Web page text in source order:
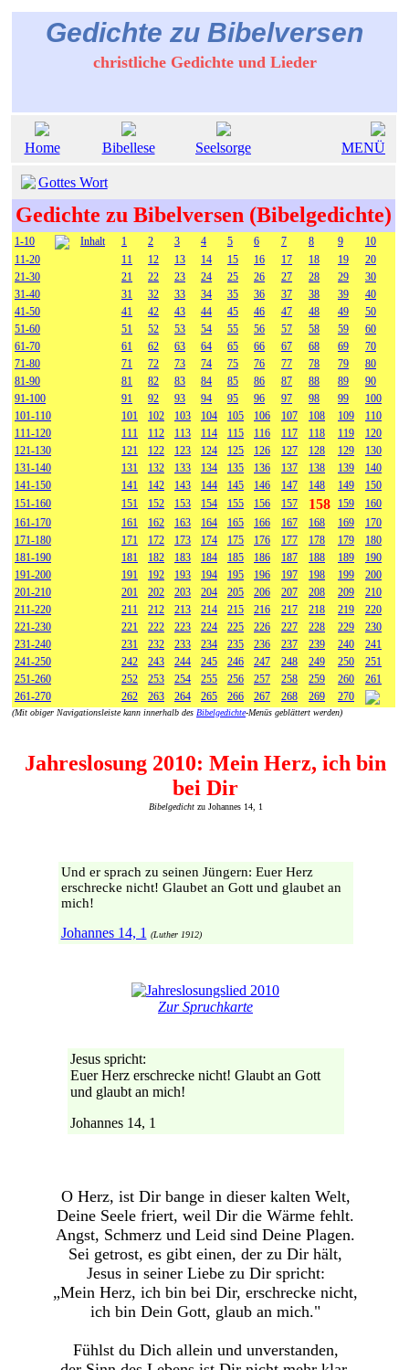
Gedichte zu Bibelversen
christliche Gedichte und Lieder
Home Bibellese Seelsorge MENÜ
Gottes Wort
Gedichte zu Bibelversen (Bibelgedichte)
1-10 Inhalt 1 2 3 4 5 6 7 8 9
10
11-20
11 12 13 14 15 16 17 18 19
20
21-30
21 22 23 24 25 26 27 28 29
30
31-40
31 32 33 34 35 36 37 38 39
40
41-50
41 42 43 44 45 46 47 48 49
50
51-60
51 52 53 54 55 56 57 58 59
60
61-70
61 62 63 64 65 66 67 68 69
70
71-80
71 72 73 74 75 76 77 78 79
80
81-90
81 82 83 84 85 86 87 88 89
90
91-100
91 92 93 94 95 96 97 98 99
100
101-110
101 102 103 104 105 106 107 108 109
110
111-120
111 112 113 114 115 116 117 118 119
120
121-130
121 122 123 124 125 126 127 128 129
130
131-140
131 132 133 134 135 136 137 138 139
140
141-150
141 142 143 144 145 146 147 148 149
150
151-160
151 152 153 154 155 156 157 158 159
160
161-170
161 162 163 164 165 166 167 168 169
170
171-180
171 172 173 174 175 176 177 178 179
180
181-190
181 182 183 184 185 186 187 188 189
190
191-200
191 192 193 194 195 196 197 198 199
200
201-210
201 202 203 204 205 206 207 208 209
210
211-220
211 212 213 214 215 216 217 218 219
220
221-230
221 222 223 224 225 226 227 228 229
230
231-240
231 232 233 234 235 236 237 239 240
241
241-250
242 243 244 245 246 247 248 249 250
251
251-260
252 253 254 255 256 257 258 259 260
261
261-270
262 263 264 265 266 267 268 269 270
(Mit obiger Navigationsleiste kann innerhalb des Bibelgedichte-Menüs geblättert werden)
Jahreslosung 2010: Mein Herz, ich bin
bei Dir
Bibelgedichtzu Johannes 14, 1
Und er sprach zu seinen Jüngern: Euer Herz
erschrecke nicht! Glaubet an Gott und glaubet an
mich!
Johannes 14, 1 (Luther 1912)
Zur Spruchkarte
Jesus spricht:
Euer Herz erschrecke nicht! Glaubt an Gott
und glaubt an mich!
Johannes 14, 1
O Herz, ist Dir bange in dieser kalten Welt,
Deine Seele friert, weil Dir die Wärme fehlt.
Angst, Schmerz und Leid sind Deine Plagen.
Sei getrost, es gibt einen, der zu Dir hält,
Jesus in seiner Liebe zu Dir spricht:
„Mein Herz, ich bin bei Dir, erschrecke nicht,
ich bin Dein Gott, glaub an mich."
Fühlst du Dich allein und unverstanden,